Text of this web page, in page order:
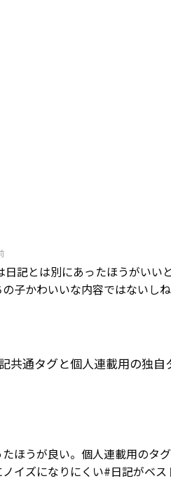
日記とは別にあったほうがいい
子かわいいな内容ではないしね
共通タグと個人連載用の独
ほうが良い。個人連載用のタ
イズになりにくい#日記がベス